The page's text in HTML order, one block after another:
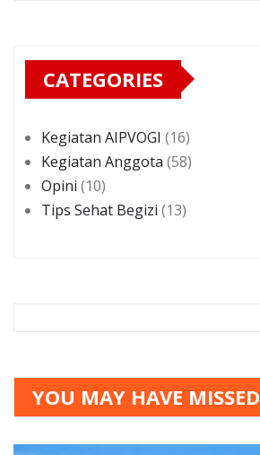
CATEGORIES
Kegiatan AIPVOGI (16)
Kegiatan Anggota (58)
Opini (10)
Tips Sehat Begizi (13)
YOU MAY HAVE MISSED